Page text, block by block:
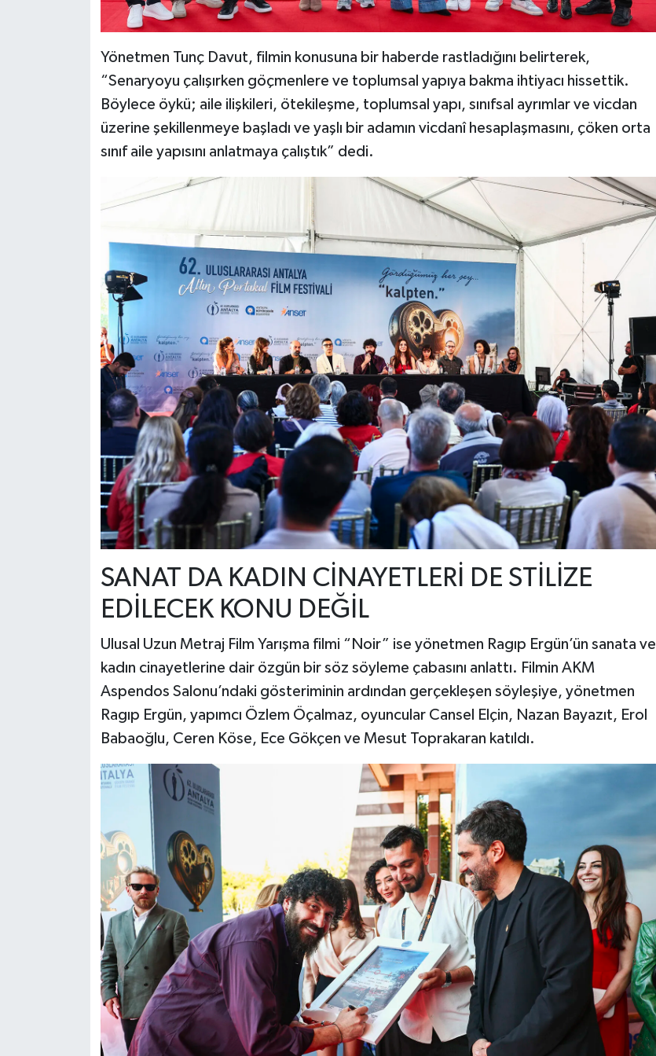
Yönetmen Tunç Davut, filmin konusuna bir haberde rastladığını belirterek,
“Senaryoyu çalışırken göçmenlere ve toplumsal yapıya bakma ihtiyacı hissettik.
Böylece öykü; aile ilişkileri, ötekileşme, toplumsal yapı, sınıfsal ayrımlar ve vicdan
üzerine şekillenmeye başladı ve yaşlı bir adamın vicdanî hesaplaşmasını, çöken orta
sınıf aile yapısını anlatmaya çalıştık” dedi.
SANAT DA KADIN CİNAYETLERİ DE STİLİZE
EDİLECEK KONU DEĞİL
Ulusal Uzun Metraj Film Yarışma filmi “Noir” ise yönetmen Ragıp Ergün’ün sanata ve
kadın cinayetlerine dair özgün bir söz söyleme çabasını anlattı. Filmin AKM
Aspendos Salonu’ndaki gösteriminin ardından gerçekleşen söyleşiye, yönetmen
Ragıp Ergün, yapımcı Özlem Öçalmaz, oyuncular Cansel Elçin, Nazan Bayazıt, Erol
Babaoğlu, Ceren Köse, Ece Gökçen ve Mesut Toprakaran katıldı.